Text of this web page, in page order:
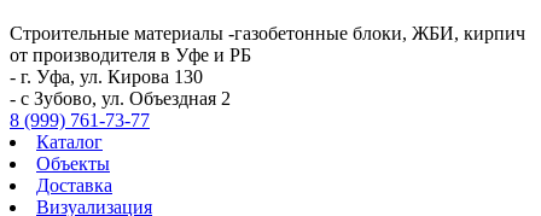
Строительные материалы -газобетонные блоки, ЖБИ, кирпич
от производителя в Уфе и РБ
- г. Уфа, ул. Кирова 130
- с Зубово, ул. Объездная 2
8 (999) 761-73-77
Каталог
Объекты
Доставка
Визуализация